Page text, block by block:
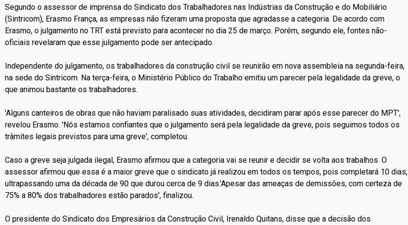
Segundo o assessor de imprensa do Sindicato dos Trabalhadores nas Indústrias da Construção e do Mobiliário
(Sintricom), Erasmo França, as empresas não fizeram uma proposta que agradasse a categoria. De acordo com
Erasmo, o julgamento no TRT está previsto para acontecer no dia 25 de março. Porém, segundo ele, fontes não-
oficiais revelaram que esse julgamento pode ser antecipado.
Independente do julgamento, os trabalhadores da construção civil se reunirão em nova assembleia na segunda-feira,
na sede do Sintricom. Na terça-feira, o Ministério Público do Trabalho emitiu um parecer pela legalidade da greve, o
que animou bastante os trabalhadores.
'Alguns canteiros de obras que não haviam paralisado suas atividades, decidiram parar após esse parecer do MPT',
revelou Erasmo. 'Nós estamos confiantes que o julgamento será pela legalidade da greve, pois seguimos todos os
trâmites legais previstos para uma greve', completou.
Caso a greve seja julgada ilegal, Erasmo afirmou que a categoria vai se reunir e decidir se volta aos trabalhos. O
assessor afirmou que essa é a maior greve que o sindicato já realizou em todos os tempos, pois completará 10 dias,
ultrapassando uma da década de 90 que durou cerca de 9 dias.'Apesar das ameaças de demissões, com certeza de
75% a 80% dos trabalhadores estão parados', finalizou.
O presidente do Sindicato dos Empresários da Construção Civil, Irenaldo Quitans, disse que a decisão dos